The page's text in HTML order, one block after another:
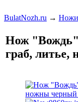
BulatNozh.ru → Ножи
Нож "Вождь"
граб, литье,